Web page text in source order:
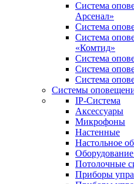
Система
Арсенал»
Система
Система
«Комтид»
Система
Система
Система
Системы
IP-Система
Аксессуары
Микрофоны
Настенные
Настольное
Потолочные
Приборы